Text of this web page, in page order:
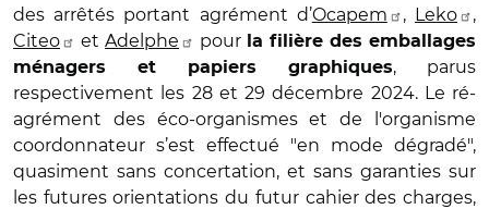
des arrêtés portant agrément d’Ocapem , Leko
,
Citeo
et Adelphe pour
la filière des emballages
ménagers et papiers graphiques, parus
respectivement les 28 et 29 décembre 2024. Le ré-
agrément des éco-organismes et de l'organisme
coordonnateur s’est effectué "en mode dégradé",
quasiment sans concertation, et sans garanties sur
les futures orientations du futur cahier des charges,